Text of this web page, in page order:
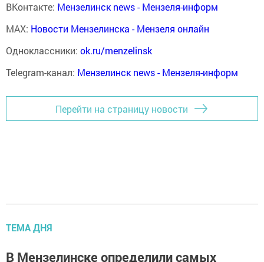
ВКонтакте: Мензелинск news - Мензеля-информ
MAX: Новости Мензелинска - Мензеля онлайн
Одноклассники: ok.ru/menzelinsk
Telegram-канал: Мензелинск news - Мензеля-информ
Перейти на страницу новости
ТЕМА ДНЯ
В Мензелинске определили самых